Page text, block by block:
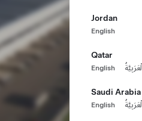
Jordan
English
Qatar
English اَلْعَرَبِيَّةُ
Saudi Arabia
English اَلْعَرَبِيَّةُ